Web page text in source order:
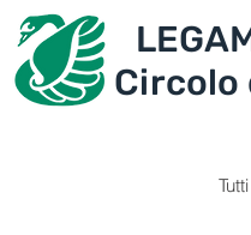
Circolo